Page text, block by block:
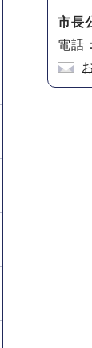
市長
電話